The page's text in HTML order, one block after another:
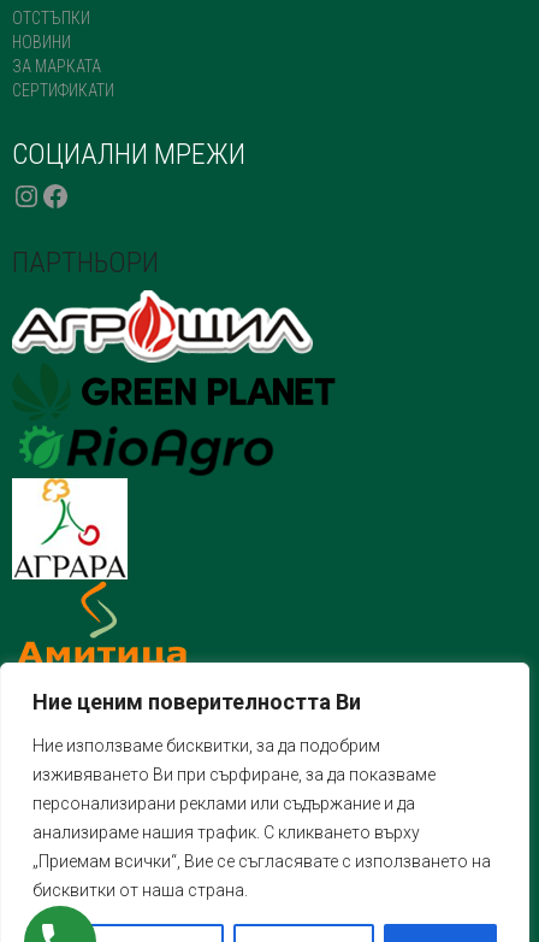
Ние ценим поверителността Ви
Ние използваме бисквитки, за да подобрим
изживяването Ви при сърфиране, за да показваме
персонализирани реклами или съдържание и да
анализираме нашия трафик. С кликването върху
„Приемам всички“, Вие се съгласявате с използването на
бисквитки от наша страна.
ОТСТЪПКИ
НОВИНИ
ЗА МАРКАТА
СЕРТИФИКАТИ
СОЦИАЛНИ МРЕЖИ
INSTAGRAM
FACEBOOK
ПАРТНЬОРИ